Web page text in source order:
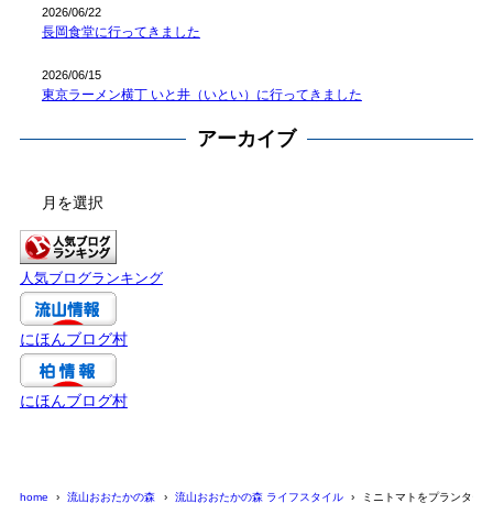
長岡食堂に行ってきました
2026/06/22
東京ラーメン横丁 いと井（いとい）に行ってきました
2026/06/15
アーカイブ
カ
イ
ブ
人気ブログランキング
にほんブログ村
にほんブログ村
home 流山おおたかの森 流山おおたかの森 ライフスタイル ミニトマトをプランター